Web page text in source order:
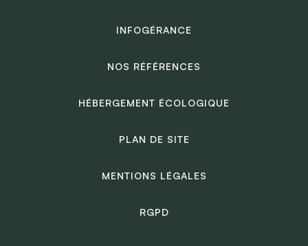
INFOGÉRANCE
NOS RÉFÉRENCES
HÉBERGEMENT ÉCOLOGIQUE
PLAN DE SITE
MENTIONS LÉGALES
RGPD